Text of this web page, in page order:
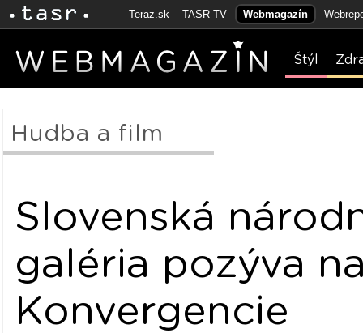
Teraz.sk TASR TV Webmagazín
Štýl
Hudba a film
Slovenská
galéria pozýva
Konvergencie